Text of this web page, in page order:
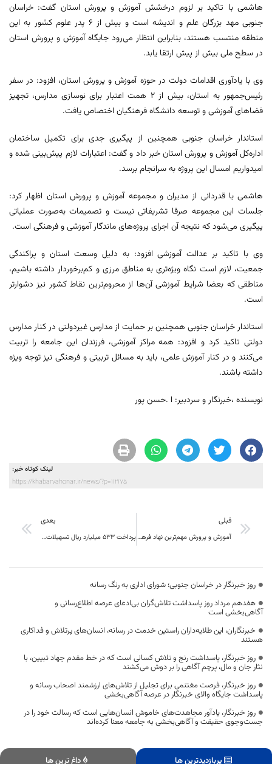
هاشمی با تاکید بر لزوم درخشش آموزش و پرورش استان گفت: خراسان
جنوبی مهد بزرگان علم و اندیشه است و بیش از ۶ پدر علوم کشور به این
منطقه منتسب هستند، بنابراین انتظار می‌رود جایگاه آموزش و پرورش استان
در سطح ملی بیش از پیش ارتقا یابد.
وی با یادآوری اقدامات دولت در حوزه آموزش و پرورش استان، افزود: در سفر
رئیس‌جمهور به استان، بیش از ۲ همت اعتبار برای نوسازی مدارس، تجهیز
فضاهای آموزشی و توسعه دانشگاه فرهنگیان اختصاص یافت.
استاندار خراسان جنوبی همچنین از پیگیری جدی برای تکمیل ساختمان
اداره‌کل آموزش و پرورش استان خبر داد و گفت: اعتبارات لازم پیش‌بینی شده و
امیدواریم امسال این پروژه به سرانجام برسد.
هاشمی با قدردانی از مدیران و مجموعه آموزش و پرورش استان اظهار کرد:
جلسات این مجموعه صرفا تشریفاتی نیست و تصمیمات به‌صورت عملیاتی
پیگیری می‌شود که نتیجه آن اجرای پروژه‌های ماندگار آموزشی و فرهنگی است.
وی با تاکید بر عدالت آموزشی افزود: به دلیل وسعت استان و پراکندگی
جمعیت، لازم است نگاه ویژه‌تری به مناطق مرزی و کم‌برخوردار داشته باشیم،
مناطقی که بعضا شرایط آموزشی آن‌ها از محروم‌ترین نقاط کشور نیز دشوارتر
است.
استاندار خراسان جنوبی همچنین بر حمایت از مدارس غیردولتی در کنار مدارس
دولتی تاکید کرد و افزود: همه مراکز آموزشی، فرزندان این جامعه را تربیت
می‌کنند و در کنار آموزش علمی، باید به مسائل تربیتی و فرهنگی نیز توجه ویژه
داشته باشند.
نویسنده ،خبرنگار و سردبیر: ا .حسن پور
لینک کوتاه خبر:
https://khabarvahonar.ir/news/?p=112175
قبلی
آموزش و پرورش مهم‌ترین نهاد فرهنگی و اجتماعی کشور است
بعدی
پرداخت ۵۳۳ میلیارد ریال تسهیلات توسعه اشتغال در حوزه فناوری اطلاعات خراسان جنوبی
روز خبرنگار در خراسان جنوبی؛ شورای اداری به رنگ رسانه
هفدهم مرداد روز پاسداشت تلاش‌گران بی‌ادعای عرصه اطلاع‌رسانی و
آگاهی‌بخشی است
خبرنگاران، این طلایه‌داران راستین خدمت در رسانه، انسان‌های پرتلاش و فداکاری
هستند
روز خبرنگار، پاسداشت رنج و تلاش کسانی است که در خط مقدم جهاد تبیین، با
نثار جان و مال، پرچم آگاهی را بر دوش می‌کشند
روز خبرنگار، فرصت مغتنمی برای تجلیل از تلاش‌های ارزشمند اصحاب رسانه و
پاسداشت جایگاه والای خبرنگار در عرصه آگاهی‌بخشی
روز خبرنگار، یادآور مجاهدت‌های خاموش انسان‌هایی است که رسالت خود را در
جست‌وجوی حقیقت و آگاهی‌بخشی به جامعه معنا کرده‌اند
پربازدیدترین ها داغ ترین ها